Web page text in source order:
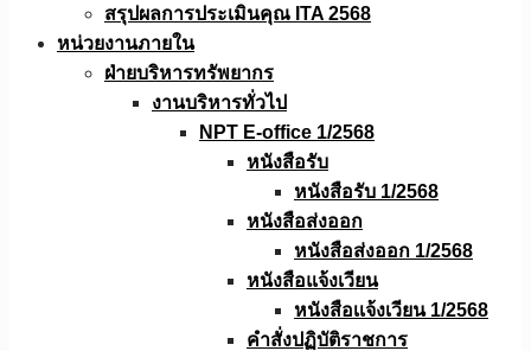
สรุปผลการประเมินคุณ ITA 2568
หน่วยงานภายใน
ฝ่ายบริหารทรัพยากร
งานบริหารทั่วไป
NPT E-office 1/2568
หนังสือรับ
หนังสือรับ 1/2568
หนังสือส่งออก
หนังสือส่งออก 1/2568
หนังสือแจ้งเวียน
หนังสือเเจ้งเวียน 1/2568
คำสั่งปฏิบัติราชการ